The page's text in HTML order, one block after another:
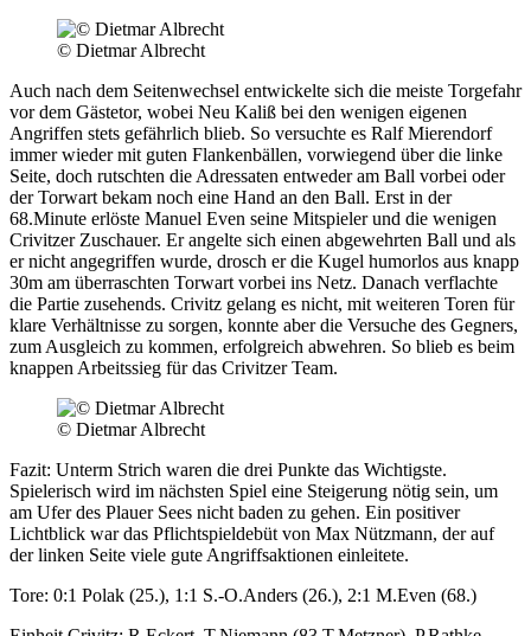
© Dietmar Albrecht
Auch nach dem Seitenwechsel entwickelte sich die meiste Torgefahr
vor dem Gästetor, wobei Neu Kaliß bei den wenigen eigenen
Angriffen stets gefährlich blieb. So versuchte es Ralf Mierendorf
immer wieder mit guten Flankenbällen, vorwiegend über die linke
Seite, doch rutschten die Adressaten entweder am Ball vorbei oder
der Torwart bekam noch eine Hand an den Ball. Erst in der
68.Minute erlöste Manuel Even seine Mitspieler und die wenigen
Crivitzer Zuschauer. Er angelte sich einen abgewehrten Ball und als
er nicht angegriffen wurde, drosch er die Kugel humorlos aus knapp
30m am überraschten Torwart vorbei ins Netz. Danach verflachte
die Partie zusehends. Crivitz gelang es nicht, mit weiteren Toren für
klare Verhältnisse zu sorgen, konnte aber die Versuche des Gegners,
zum Ausgleich zu kommen, erfolgreich abwehren. So blieb es beim
knappen Arbeitssieg für das Crivitzer Team.
© Dietmar Albrecht
Fazit: Unterm Strich waren die drei Punkte das Wichtigste.
Spielerisch wird im nächsten Spiel eine Steigerung nötig sein, um
am Ufer des Plauer Sees nicht baden zu gehen. Ein positiver
Lichtblick war das Pflichtspieldebüt von Max Nützmann, der auf
der linken Seite viele gute Angriffsaktionen einleitete.
Tore: 0:1 Polak (25.), 1:1 S.-O.Anders (26.), 2:1 M.Even (68.)